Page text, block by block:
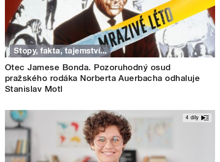
Stopy, fakta, tajemství...
Otec Jamese Bonda. Pozoruhodný osud
pražského rodáka Norberta Auerbacha odhaluje
Stanislav Motl
4 díly